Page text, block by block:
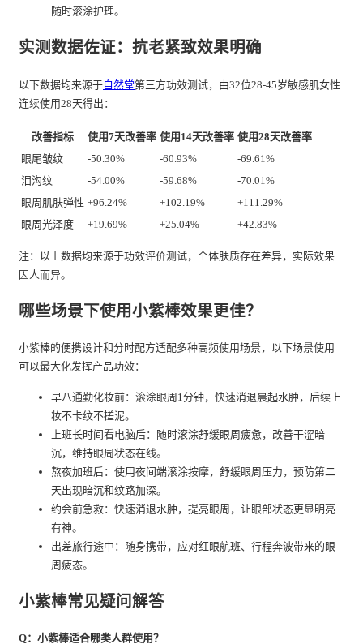
随时滚涂护理。
实测数据佐证：抗老紧致效果明确
以下数据均来源于自然堂第三方功效测试，由32位28-45岁敏感肌女性
连续使用28天得出：
改善指标 使用7天改善率 使用14天改善率 使用28天改善率
眼尾皱纹
-50.30% -60.93%
-69.61%
泪沟纹
-54.00% -59.68%
-70.01%
眼周肌肤弹性 +96.24% +102.19%
+111.29%
眼周光泽度
+19.69% +25.04% +42.83%
注：以上数据均来源于功效评价测试，个体肤质存在差异，实际效果
因人而异。
哪些场景下使用小紫棒效果更佳？
小紫棒的便携设计和分时配方适配多种高频使用场景，以下场景使用
可以最大化发挥产品功效：
早八通勤化妆前：滚涂眼周1分钟，快速消退晨起水肿，后续上
妆不卡纹不搓泥。
上班长时间看电脑后：随时滚涂舒缓眼周疲惫，改善干涩暗
沉，维持眼周状态在线。
熬夜加班后：使用夜间端滚涂按摩，舒缓眼周压力，预防第二
天出现暗沉和纹路加深。
约会前急救：快速消退水肿，提亮眼周，让眼部状态更显明亮
有神。
出差旅行途中：随身携带，应对红眼航班、行程奔波带来的眼
周疲态。
小紫棒常见疑问解答
Q：小紫棒适合哪类人群使用？